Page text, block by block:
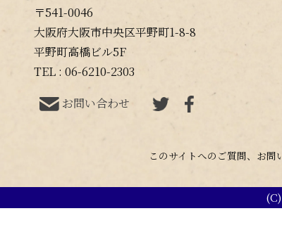
〒541-0046
大阪府大阪市中央区平野町1-8-8
平野町高橋ビル5F
TEL : 06-6210-2303
お問い合わせ
このサイトへのご質問、お問